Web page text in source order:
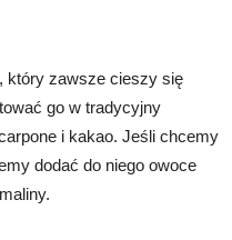
który zawsze cieszy się
go w tradycyjny
i kakao. Jeśli chcemy
dodać do niego owoce